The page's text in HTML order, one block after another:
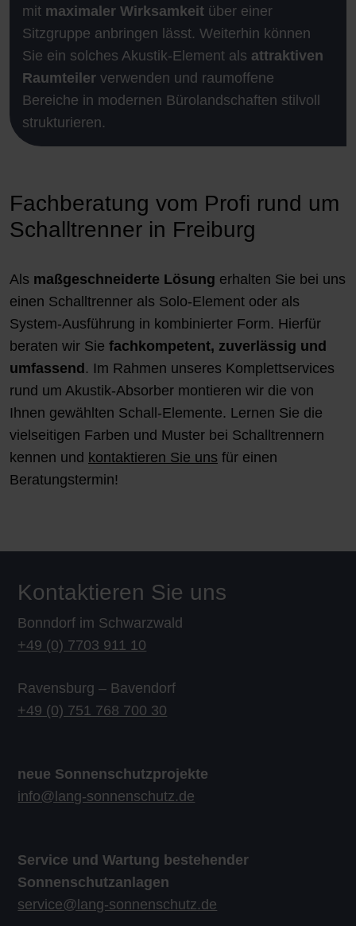
mit maximaler Wirksamkeit über einer
Sitzgruppe anbringen lässt. Weiterhin können
Sie ein solches Akustik-Element als attraktiven
Raumteiler verwenden und raumoffene
Bereiche in modernen Bürolandschaften stilvoll
strukturieren.
Fachberatung vom Profi rund um
Schalltrenner in Freiburg
Als maßgeschneiderte Lösung erhalten Sie bei uns
einen Schalltrenner als Solo-Element oder als
System-Ausführung in kombinierter Form. Hierfür
beraten wir Sie fachkompetent, zuverlässig und
umfassend . Im Rahmen unseres Komplettservices
rund um Akustik-Absorber montieren wir die von
Ihnen gewählten Schall-Elemente. Lernen Sie die
vielseitigen Farben und Muster bei Schalltrennern
kennen und kontaktieren Sie uns für einen
Beratungstermin!
Kontaktieren Sie uns
Bonndorf im Schwarzwald
+49 (0) 7703 911 10
Ravensburg – Bavendorf
+49 (0) 751 768 700 30
neue Sonnenschutzprojekte
info@lang-sonnenschutz.de
Service und Wartung bestehender
Sonnenschutzanlagen
service@lang-sonnenschutz.de